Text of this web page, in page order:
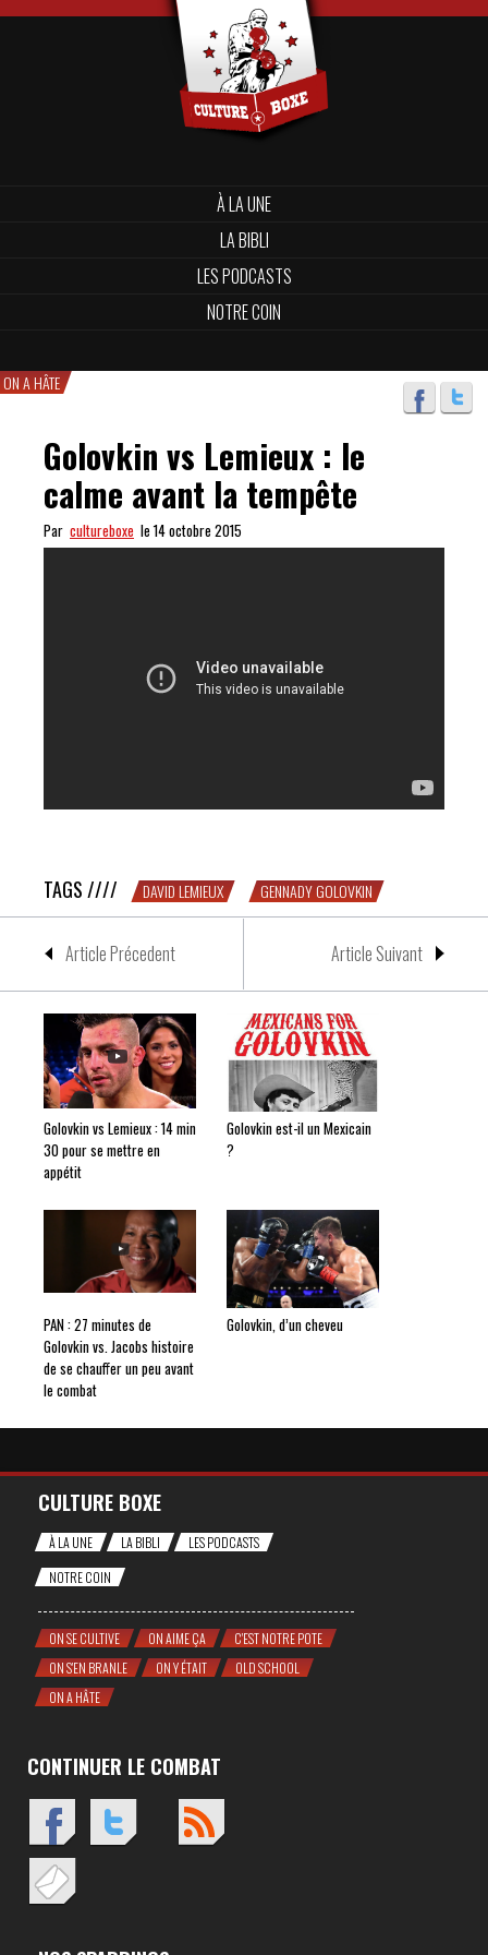
À LA UNE
LA BIBLI
LES PODCASTS
NOTRE COIN
ON A HÂTE
Golovkin vs Lemieux : le
calme avant la tempête
Par cultureboxe le 14 octobre 2015
TAGS //// DAVID LEMIEUX GENNADY GOLOVKIN
Article Précedent Article Suivant
Golovkin vs Lemieux : 14 min
30 pour se mettre en
appétit
Golovkin est-il un Mexicain
?
PAN : 27 minutes de
Golovkin vs. Jacobs histoire
de se chauffer un peu avant
le combat
Golovkin, d’un cheveu
CULTURE BOXE
À LA UNE LA BIBLI
LES PODCASTS
NOTRE COIN
ON SE CULTIVE ON AIME ÇA
C'EST NOTRE POTE
ON S'EN BRANLE
ON Y ÉTAIT
OLD SCHOOL
ON A HÂTE
CONTINUER LE COMBAT